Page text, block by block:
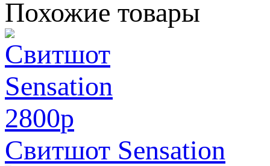
Похожие товары
2800p
Свитшот Sensation